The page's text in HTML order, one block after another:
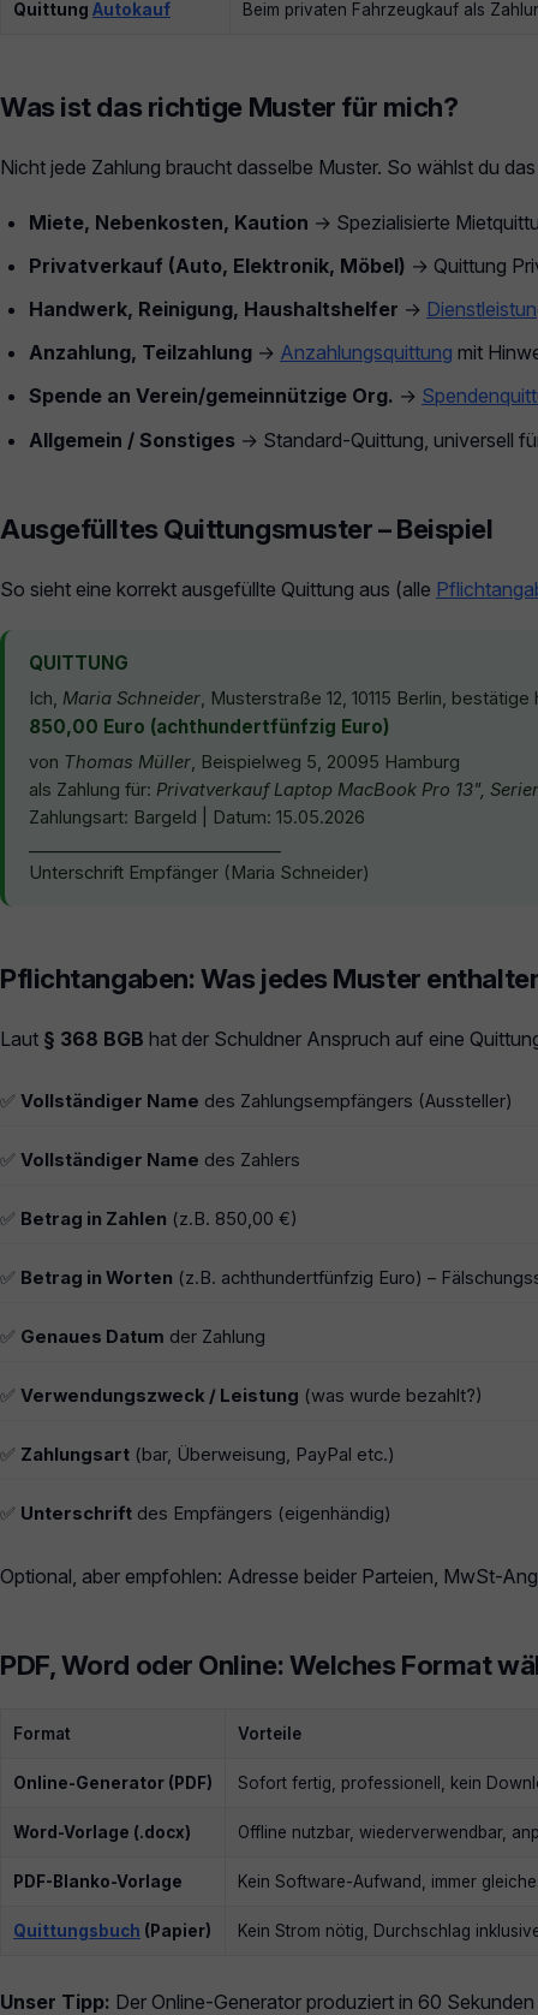
Quittung Autokauf Beim privaten Fahrzeugkauf als
Was ist das richtige Muster für mich?
Nicht jede Zahlung braucht dasselbe Muster. So wählst du
Miete, Nebenkosten, Kaution → Spezialisierte
Privatverkauf (Auto, Elektronik, Möbel) → Quittung
Handwerk, Reinigung, Haushaltshelfer →
Anzahlung, Teilzahlung → Anzahlungsquittung mit
Spende an Verein/gemeinnützige Org. →
Allgemein / Sonstiges → Standard-Quittung, universell
Ausgefülltes Quittungsmuster – Beispiel
So sieht eine korrekt ausgefüllte Quittung aus (alle
QUITTUNG
Ich, Maria Schneider, Musterstraße 12, 10115 Berlin,
850,00 Euro (achthundertfünfzig Euro)
von Thomas Müller, Beispielweg 5, 20095 Hamburg
als Zahlung für: Privatverkauf Laptop MacBook Pro 13",
Zahlungsart: Bargeld | Datum: 15.05.2026
Unterschrift Empfänger (Maria Schneider)
Pflichtangaben: Was jedes Muster
Laut § 368 BGB hat der Schuldner Anspruch auf eine
✅ Vollständiger Name des Zahlungsempfängers (Aussteller)
✅ Vollständiger Name des Zahlers
✅ Betrag in Zahlen (z.B. 850,00 €)
✅ Betrag in Worten (z.B. achthundertfünfzig Euro) –
✅ Genaues Datum der Zahlung
✅ Verwendungszweck / Leistung (was wurde bezahlt?)
✅ Zahlungsart (bar, Überweisung, PayPal etc.)
✅ Unterschrift des Empfängers (eigenhändig)
Optional, aber empfohlen: Adresse beider Parteien, MwSt-
PDF, Word oder Online: Welches Format
Format Vorteile
Online-Generator (PDF) Sofort fertig, professionell, kein
Word-Vorlage (.docx) Offline nutzbar, wiederverwendbar,
PDF-Blanko-Vorlage Kein Software-Aufwand, immer
Quittungsbuch (Papier) Kein Strom nötig, Durchschlag
Unser Tipp: Der Online-Generator produziert in 60